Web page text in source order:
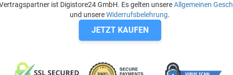
ist Digistore24 GmbH. Es gelten unsereAllgemeinen
und unsereWiderrufsbelehrung.
JETZT KAUFEN